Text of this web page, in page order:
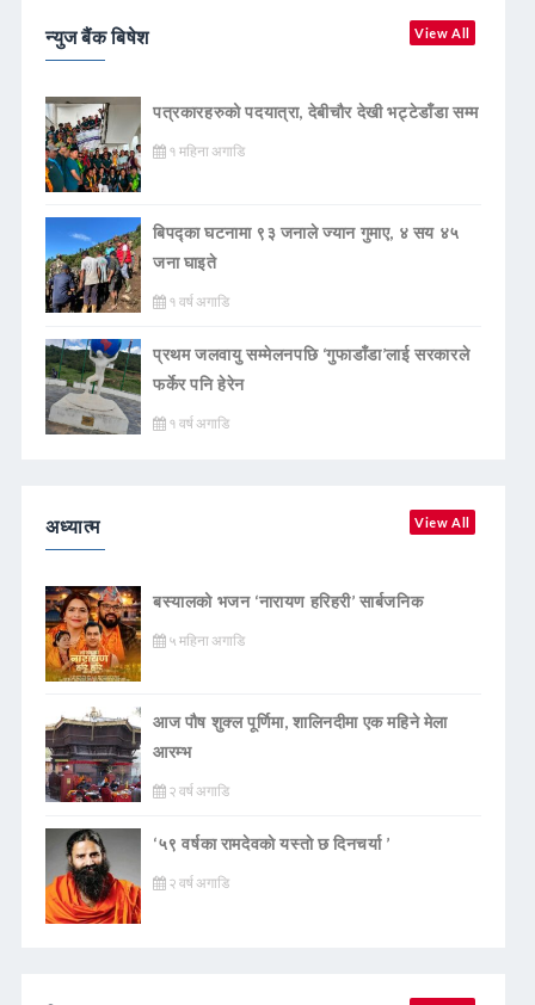
न्युज बैंक बिषेश View All
पत्रकारहरुको पदयात्रा, देबीचौर देखी भट्टेडाँडा सम्म
१ महिना अगाडि
बिपद्का घटनामा ९३ जनाले ज्यान गुमाए, ४ सय ४५
जना घाइते
१ वर्ष अगाडि
प्रथम जलवायु सम्मेलनपछि ‘गुफाडाँडा’लाई सरकारले
फर्केर पनि हेरेन
१ वर्ष अगाडि
अध्यात्म View All
बस्यालको भजन ‘नारायण हरिहरी’ सार्बजनिक
५ महिना अगाडि
आज पौष शुक्ल पूर्णिमा, शालिनदीमा एक महिने मेला
आरम्भ
२ वर्ष अगाडि
‘५९ वर्षका रामदेवकाे यस्ताे छ दिनचर्या ’
२ वर्ष अगाडि